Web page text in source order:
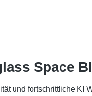
Space
und fortschrittliche KI